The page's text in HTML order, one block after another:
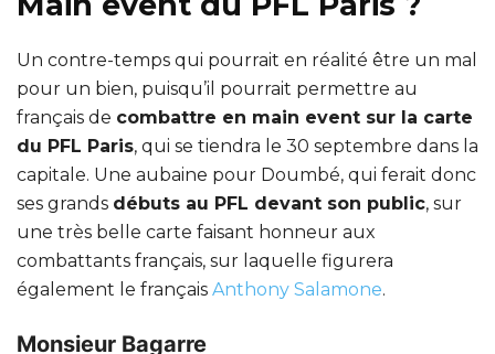
Un contre-temps qui pourrait en réalité être un mal
pour un bien, puisqu’il pourrait permettre au
français de combattre en main event sur la carte
du PFL Paris, qui se tiendra le 30 septembre dans la
capitale. Une aubaine pour Doumbé, qui ferait donc
ses grands débuts au PFL devant son public, sur
une très belle carte faisant honneur aux
combattants français, sur laquelle figurera
également le français Anthony Salamone.
Monsieur Bagarre